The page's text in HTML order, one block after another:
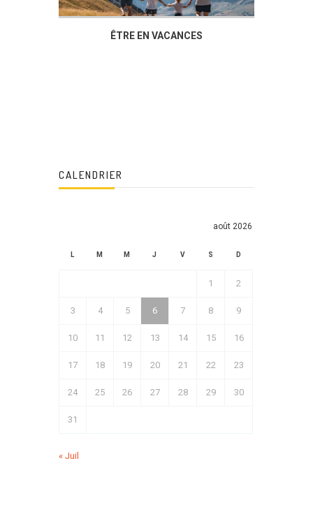
ÊTRE EN VACANCES
CALENDRIER
août 2026
L M M J V S D
1 2
3 4 5 6 7 8 9
10 11 12 13 14 15 16
17 18 19 20 21 22 23
24 25 26 27 28 29 30
31
« Juil